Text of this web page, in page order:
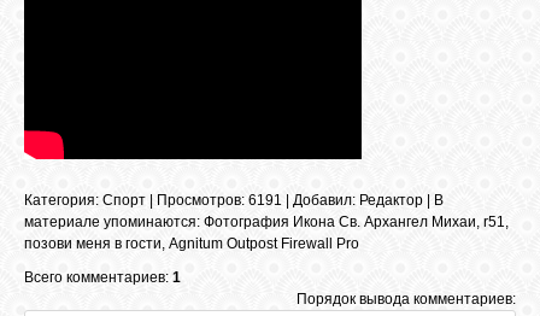
ВХОД
RSS
Категория: Спорт | Просмотров: 6191 | Добавил: Редактор | В
материале упоминаются: Фотография Икона Св. Архангел Михаи r51
позови меня в гости Agnitum Outpost Firewall Pro
Всего комментариев: 1
Порядок вывода комментариев: